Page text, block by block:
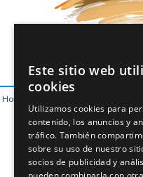
Horario de atención al cliente: Lunes
Aviso de privacidad
© Copyright
Este sitio web
cookies
Utilizamos cookies para
contenido, los anuncios y
tráfico. También
sobre su uso de nuestro
socios de publicidad y